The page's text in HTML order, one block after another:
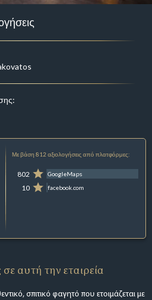
Με βάση 812 αξιολογήσεις από πλατφόρμες:
802 GoogleMaps
10 facebook.com
αυτή την εταιρεία
σπιτικό φαγητό που ετοιμάζεται με